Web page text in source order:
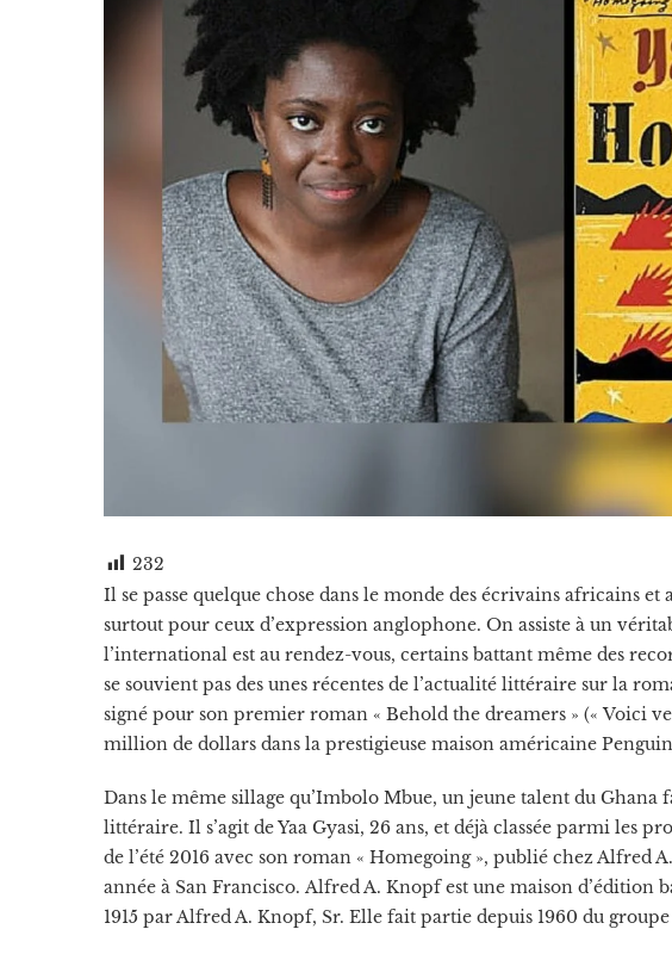
232
Il se passe quelque chose dans le monde des écrivains africains et
surtout pour ceux d’expression anglophone. On assiste à un
l’international est au rendez-vous, certains battant même des
se souvient pas des unes récentes de l’actualité littéraire sur la
signé pour son premier roman « Behold the dreamers » (« Voici
million de dollars dans la prestigieuse maison américaine
Dans le même sillage qu’Imbolo Mbue, un jeune talent du
littéraire. Il s’agit de Yaa Gyasi, 26 ans, et déjà classée parmi les
de l’été 2016 avec son roman « Homegoing », publié chez Alfred
année à San Francisco. Alfred A. Knopf est une maison d’édition
1915 par Alfred A. Knopf, Sr. Elle fait partie depuis 1960 du